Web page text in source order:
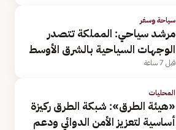
سياحة وسفر
مرشد سياحي: المملكة تتصدر
الوجهات السياحية بالشرق الأوسط
قبل 7 ساعة
المحليات
«هيئة الطرق»: شبكة الطرق ركيزة
أساسية لتعزيز الأمن الدوائي ودعم